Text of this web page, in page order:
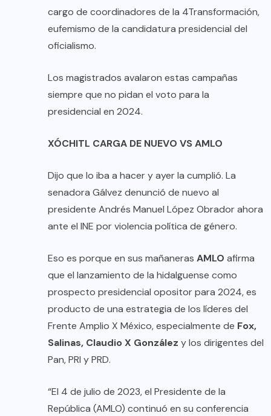
cargo de coordinadores de la 4Transformación,
eufemismo de la candidatura presidencial del
oficialismo.
Los magistrados avalaron estas campañas
siempre que no pidan el voto para la
presidencial en 2024.
XÓCHITL CARGA DE NUEVO VS AMLO
Dijo que lo iba a hacer y ayer la cumplió. La
senadora Gálvez denunció de nuevo al
presidente Andrés Manuel López Obrador ahora
ante el INE por violencia política de género.
Eso es porque en sus mañaneras AMLO afirma
que el lanzamiento de la hidalguense como
prospecto presidencial opositor para 2024, es
producto de una estrategia de los líderes del
Frente Amplio X México, especialmente de Fox,
Salinas, Claudio X González y los dirigentes del
Pan, PRI y PRD.
“El 4 de julio de 2023, el Presidente de la
República (AMLO) continuó en su conferencia